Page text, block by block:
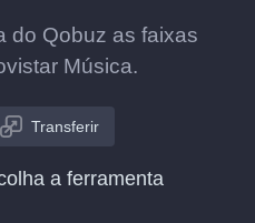
do Qobuz as faixas
Música.
Transferir
a ferramenta